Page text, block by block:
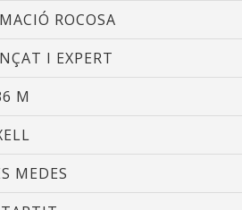
ROCOSA
I EXPERT
M
MEDES
de